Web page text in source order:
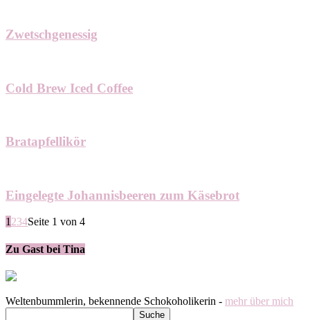
Zwetschgenessig
Cold Brew Iced Coffee
Bratapfellikör
Eingelegte Johannisbeeren zum Käsebrot
1 234Seite 1 von 4
Zu Gast bei Tina
Weltenbummlerin, bekennende Schokoholikerin - mehr über mich